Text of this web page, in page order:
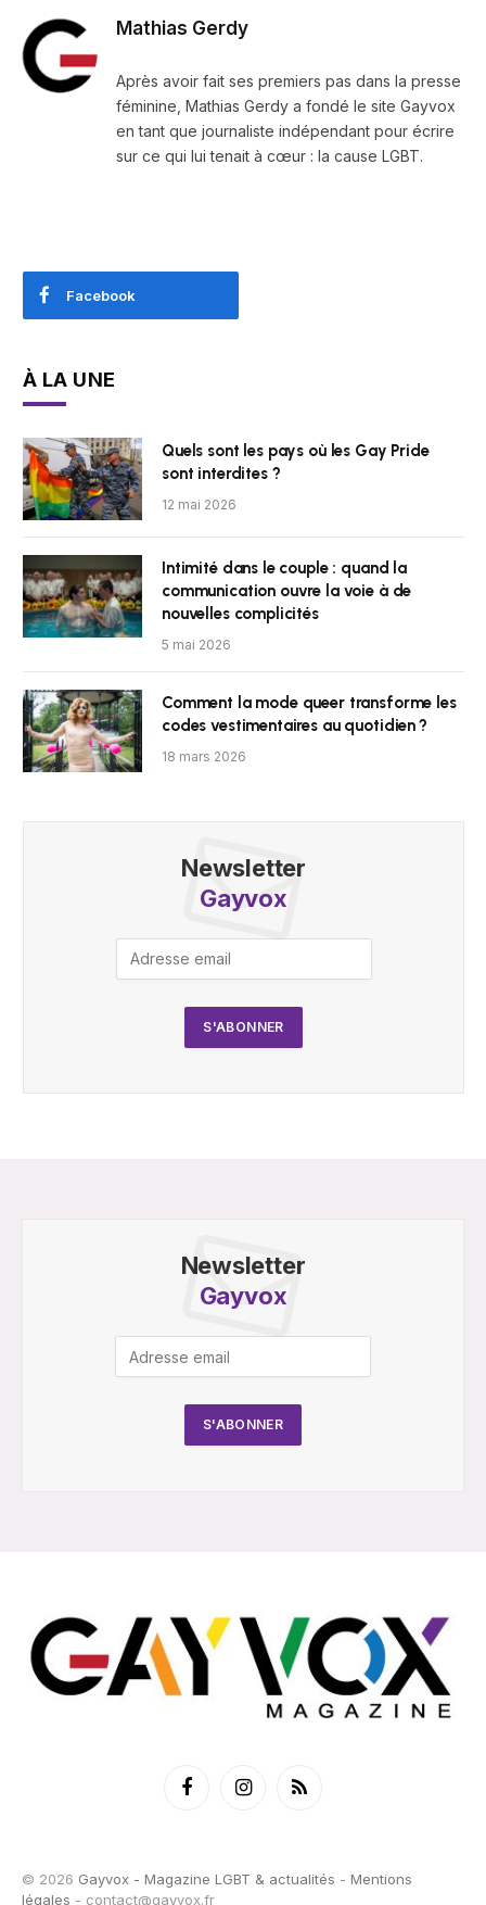
Mathias Gerdy
Après avoir fait ses premiers pas dans la presse
féminine, Mathias Gerdy a fondé le site Gayvox
en tant que journaliste indépendant pour écrire
sur ce qui lui tenait à cœur : la cause LGBT.
Facebook
À LA UNE
Quels sont les pays où les Gay Pride
sont interdites ?
12 mai 2026
Intimité dans le couple : quand la
communication ouvre la voie à de
nouvelles complicités
5 mai 2026
Comment la mode queer transforme les
codes vestimentaires au quotidien ?
18 mars 2026
Newsletter
Gayvox
Newsletter
Gayvox
FacebookInstagramRSS
© 2026 Gayvox - Magazine LGBT & actualités - Mentions
légales - contact@gayvox.fr